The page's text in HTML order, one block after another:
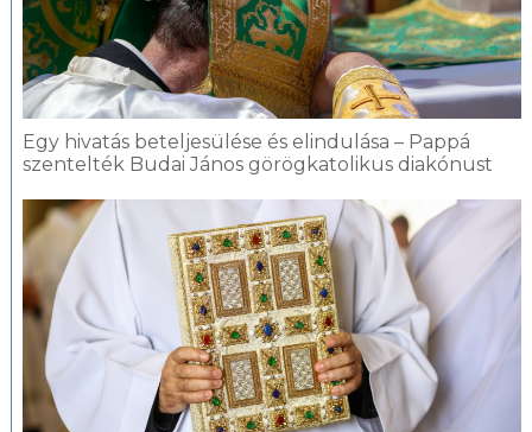
Egy hivatás beteljesülése és elindulása – Pappá
szentelték Budai János görögkatolikus diakónust